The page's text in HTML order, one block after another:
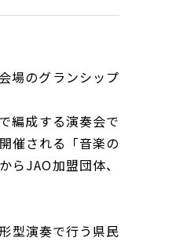
場のグランシップ
編成する演奏会で
催される「音楽の
JAO加盟団体、
型演奏で行う県民